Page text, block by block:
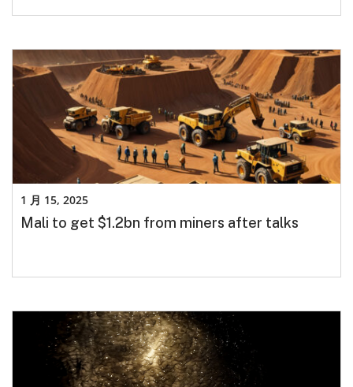
Mali to get $1.2bn from miners after talks
1 月 15, 2025